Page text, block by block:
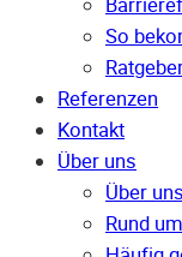
So
Referenzen
Kontakt
Über uns
Über uns
Rund